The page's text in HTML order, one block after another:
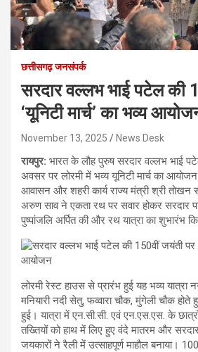
छत्तीसगढ़ जनसंपर्क
सरदार वल्लभ भाई पटेल की
‘यूनिटी मार्च’ का भव्य
November 13, 2025 News Desk
रायपुर: भारत के लौह पुरुष सरदार वल्लभ भाई
अवसर पर लोरमी में भव्य यूनिटी मार्च का
आवासन और शहरी कार्य राज्य मंत्री श्री तोखन
अरुण साव ने एकता रथ पर सवार होकर सरदार
पुष्पांजलि अर्पित की और रथ यात्रा का शुभारंभ
लोरमी रेस्ट हाउस से प्रारंभ हुई यह भव्य यात्रा
मनियारी नदी सेतु, फव्वारा चौक, मुंगेली चौक
हुई। यात्रा में एन.सी.सी. एवं एन.एस.एस. के
तख्तियों को हाथ में लिए हुए वंदे मातरम और
जयकारों ने रैली में उत्साहपूर्ण माहौल बनाया।